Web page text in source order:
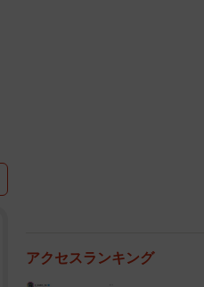
アクセスランキング